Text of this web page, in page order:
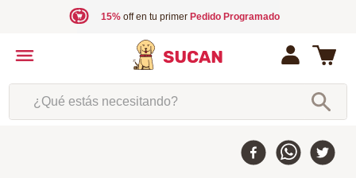
15%off en tu primer Pedido Programado
¿Qué estás necesitando?